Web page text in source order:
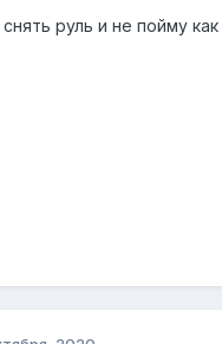
руль и не пойму